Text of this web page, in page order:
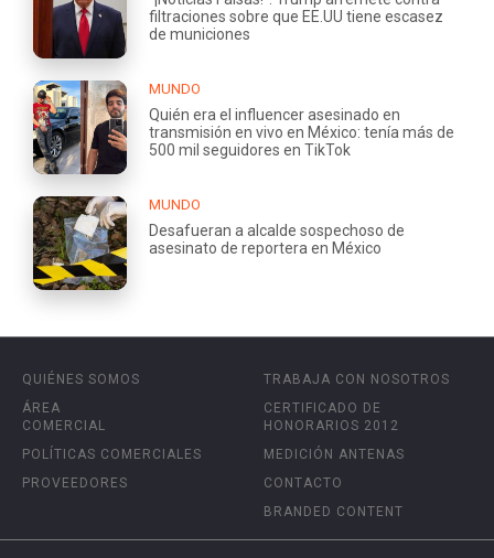
filtraciones sobre que EE.UU tiene escasez
de municiones
MUNDO
Quién era el influencer asesinado en
transmisión en vivo en México: tenía más de
500 mil seguidores en TikTok
MUNDO
Desafueran a alcalde sospechoso de
asesinato de reportera en México
QUIÉNES SOMOS
ÁREA
COMERCIAL
POLÍTICAS COMERCIALES
PROVEEDORES
TRABAJA CON NOSOTROS
CERTIFICADO DE
HONORARIOS 2012
MEDICIÓN ANTENAS
CONTACTO
BRANDED CONTENT